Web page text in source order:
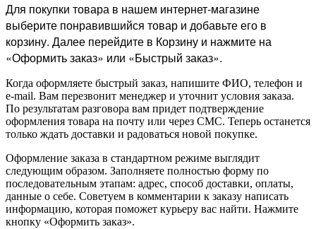
Для покупки товара в нашем интернет-магазине
выберите понравившийся товар и добавьте его в
корзину. Далее перейдите в Корзину и нажмите на
«Оформить заказ» или «Быстрый заказ».
Когда оформляете быстрый заказ, напишите ФИО, телефон и
e-mail. Вам перезвонит менеджер и уточнит условия заказа.
По результатам разговора вам придет подтверждение
оформления товара на почту или через СМС. Теперь останется
только ждать доставки и радоваться новой покупке.
Оформление заказа в стандартном режиме выглядит
следующим образом. Заполняете полностью форму по
последовательным этапам: адрес, способ доставки, оплаты,
данные о себе. Советуем в комментарии к заказу написать
информацию, которая поможет курьеру вас найти. Нажмите
кнопку «Оформить заказ».